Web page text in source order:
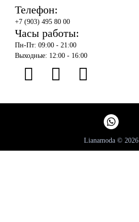
Телефон:
+7 (903) 495 80 00
Часы работы:
Пн-Пт: 09:00 - 21:00
Выходные: 12:00 - 16:00
Lianamoda © 2026